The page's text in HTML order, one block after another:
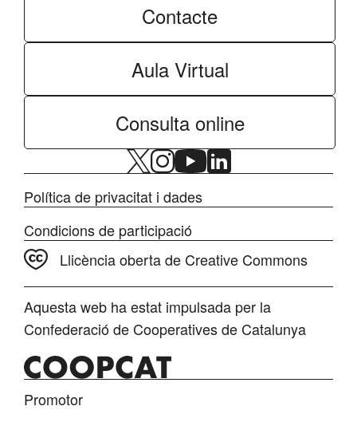
Contacte
Aula Virtual
Consulta online
Política de privacitat i dades
Condicions de participació
Llicència oberta de Creative Commons
Aquesta web ha estat impulsada per la
Confederació de Cooperatives de Catalunya
Promotor